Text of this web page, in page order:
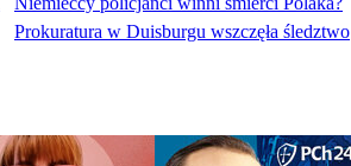
Prokuratura w Duisburgu wszczęła śledztwo